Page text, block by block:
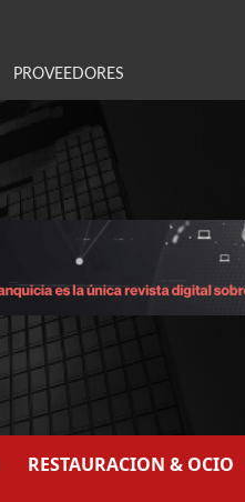
PROVEEDORES
RESTAURACION & OCIO